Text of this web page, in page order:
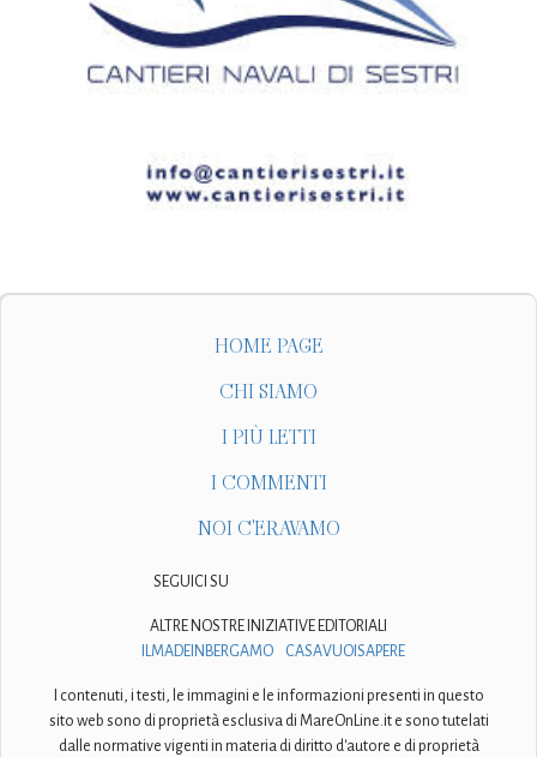
HOME PAGE
CHI SIAMO
I PIÙ LETTI
I COMMENTI
NOI C'ERAVAMO
SEGUICI SU
ALTRE NOSTRE INIZIATIVE EDITORIALI
ILMADEINBERGAMO
CASAVUOISAPERE
I contenuti, i testi, le immagini e le informazioni presenti in questo
sito web sono di proprietà esclusiva di MareOnLine.it e sono tutelati
dalle normative vigenti in materia di diritto d'autore e di proprietà